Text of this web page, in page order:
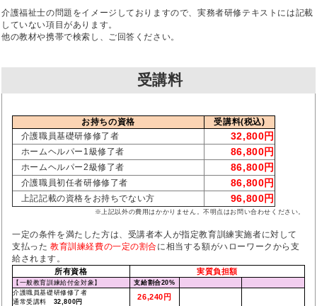
介護福祉士の問題をイメージしておりますので、実務者研修テキストには記載
していない項目があります。
他の教材や携帯で検索し、ご回答ください。
受講料
お持ちの資格
受講料(税込)
介護職員基礎研修修了者
32,800円
ホームヘルパー1級修了者 86,800円
ホームヘルパー2級修了者 86,800円
介護職員初任者研修修了者 86,800円
上記記載の資格をお持ちでない方 96,800円
※上記以外の費用はかかりません。不明点はお問い合わせください。
一定の条件を満たした方は、受講者本人が指定教育訓練実施者に対して
支払った 教育訓練経費の一定の割合に相当する額がハローワークから支
給されます。
所有資格 実質負担額
【一般教育訓練給付金対象】 支給割合20%
介護職員基礎研修修了者
通常受講料 32,800円
26,240円